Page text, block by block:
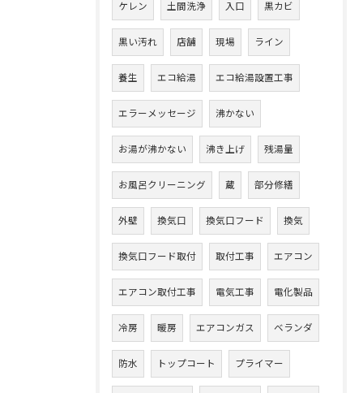
ケレン 土間洗浄 入口 黒カビ
黒い汚れ 店舗 現場 ライン
養生 エコ給湯 エコ給湯設置工事
エラーメッセージ 沸かない
お湯が沸かない 沸き上げ 残湯量
お風呂クリーニング 蔵 部分修繕
外壁 換気口 換気口フード 換気
換気口フード取付 取付工事 エアコン
エアコン取付工事 電気工事 電化製品
冷房 暖房 エアコンガス ベランダ
防水 トップコート プライマー